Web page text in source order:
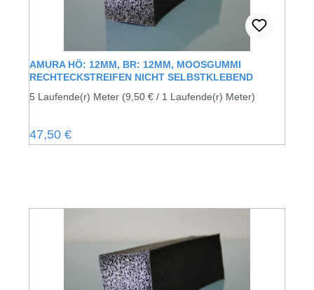
AMURA HÖ: 12MM, BR: 12MM, MOOSGUMMI
RECHTECKSTREIFEN NICHT SELBSTKLEBEND
5 Laufende(r) Meter (9,50 € / 1 Laufende(r) Meter)
Regulärer Preis:
47,50 €